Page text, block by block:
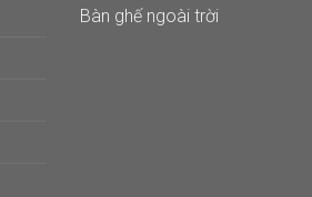
Bàn ghế ngoài trời